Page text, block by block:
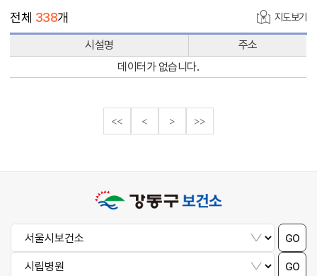
전체 338개 지도보기
시설명
주소
데이터가 없습니다.
<< < > >>
GO
GO